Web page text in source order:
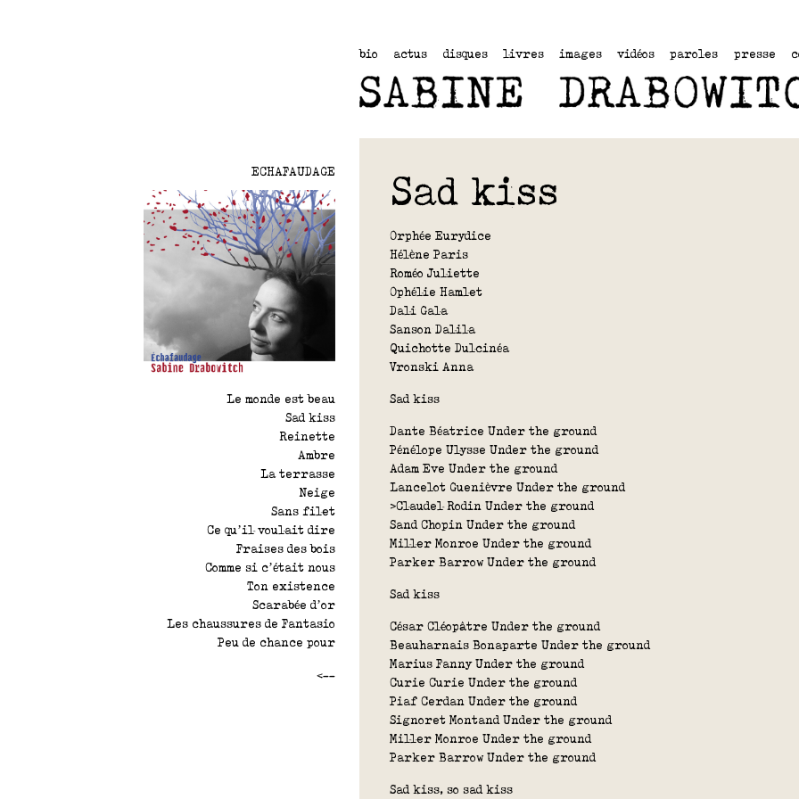
bio actus disques livres images vidéos paroles presse
ECHAFAUDAGE
Le monde est beau
Sad kiss
Reinette
Ambre
La terrasse
Neige
Sans filet
Ce qu’il voulait dire
Fraises des bois
Comme si c’était nous
Ton existence
Scarabée d’or
Les chaussures de Fantasio
Peu de chance pour
<--
Sad kiss
Orphée Eurydice
Hélène Paris
Roméo Juliette
Ophélie Hamlet
Dali Gala
Sanson Dalila
Quichotte Dulcinéa
Vronski Anna
Sad kiss
Dante Béatrice Under the ground
Pénélope Ulysse Under the ground
Adam Eve Under the ground
Lancelot Guenièvre Under the ground
>Claudel Rodin Under the ground
Sand Chopin Under the ground
Miller Monroe Under the ground
Parker Barrow Under the ground
Sad kiss
César Cléopâtre Under the ground
Beauharnais Bonaparte Under the ground
Marius Fanny Under the ground
Curie Curie Under the ground
Piaf Cerdan Under the ground
Signoret Montand Under the ground
Miller Monroe Under the ground
Parker Barrow Under the ground
Sad kiss, so sad kiss